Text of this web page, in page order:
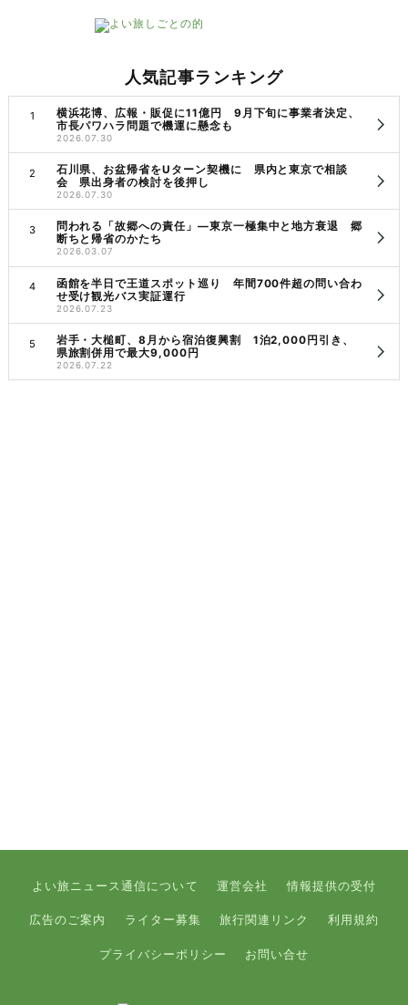
人気記事ランキング
横浜花博、広報・販促に11億円 9月下旬に事業者決定、
市長パワハラ問題で機運に懸念も
2026.07.30
石川県、お盆帰省をUターン契機に 県内と東京で相談
会 県出身者の検討を後押し
2026.07.30
問われる「故郷への責任」―東京一極集中と地方衰退 郷
断ちと帰省のかたち
2026.03.07
函館を半日で王道スポット巡り 年間700件超の問い合わ
せ受け観光バス実証運行
2026.07.23
岩手・大槌町、8月から宿泊復興割 1泊2,000円引き、
県旅割併用で最大9,000円
2026.07.22
よい旅ニュース通信について 運営会社 情報提供の受付
広告のご案内 ライター募集 旅行関連リンク 利用規約
プライバシーポリシー お問い合せ